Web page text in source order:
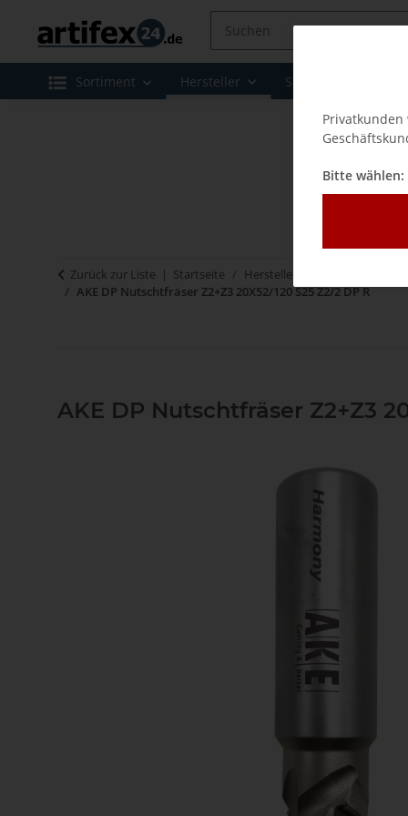
Sortiment Hersteller Sale
Zurück zur Liste Startseite Hersteller
AKE DP Nutschtfräser Z2+Z3 20X52/120 S25 Z2/2 DP R
AKE DP Nutschtfräser Z2+Z3
Bitte wählen: